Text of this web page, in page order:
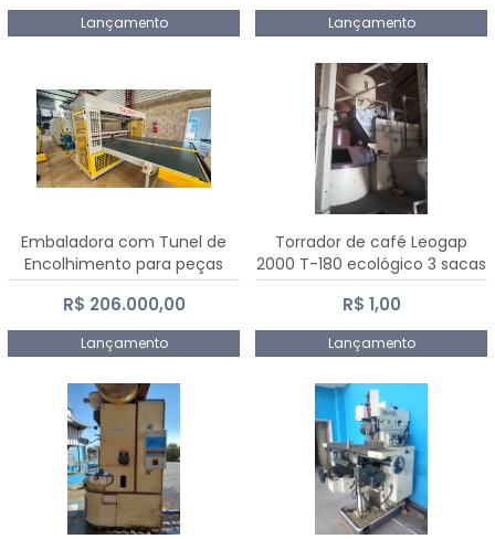
Lançamento Lançamento
Embaladora com Tunel de
Encolhimento para peças
grandes portas janelas -
Dalmak
R$ 206.000,00
Lançamento
Torrador de café Leogap
2000 T-180 ecológico 3 sacas
de carga 540 kg/h
R$ 1,00
Lançamento